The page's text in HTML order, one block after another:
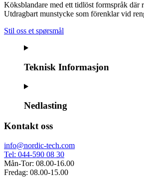
Köksblandare med ett tidlöst formspråk där
Utdragbart munstycke som förenklar vid
Stil oss et spørsmål
Teknisk Informasjon
Nedlasting
Kontakt oss
info@nordic-tech.com
Tel: 044-590 08 30
Mån-Tor: 08.00-16.00
Fredag: 08.00-15.00